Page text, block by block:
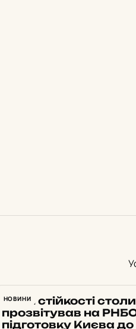
НОВИНИ
План стійкості
прозвітував на
підготовку Києва до